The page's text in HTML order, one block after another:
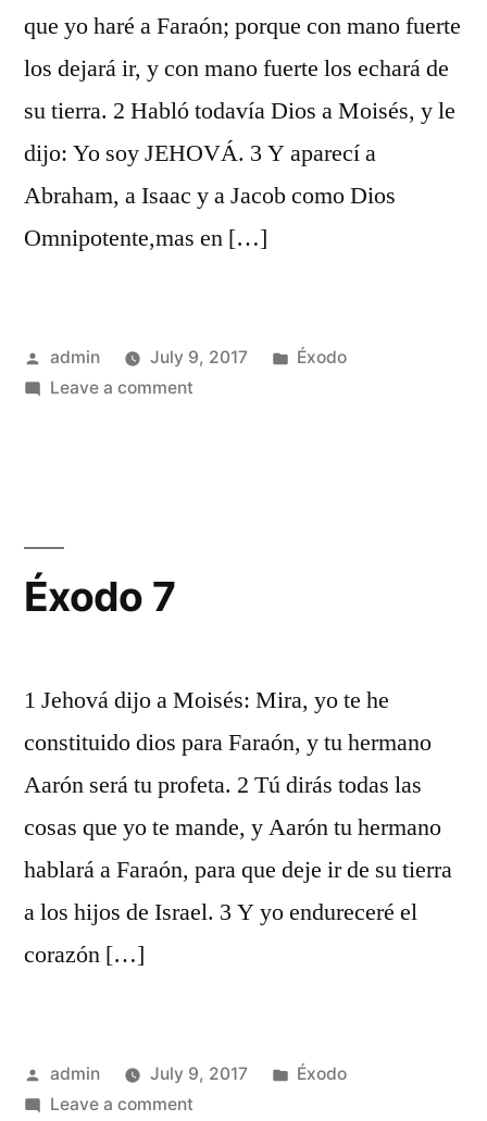
que yo haré a Faraón; porque con mano fuerte
los dejará ir, y con mano fuerte los echará de
su tierra. 2 Habló todavía Dios a Moisés, y le
dijo: Yo soy JEHOVÁ. 3 Y aparecí a
Abraham, a Isaac y a Jacob como Dios
Omnipotente,mas en […]
Posted
by
admin July 9, 2017
Posted
Éxodo
Leave a commenton
Éxodo 7
1 Jehová dijo a Moisés: Mira, yo te he
constituido dios para Faraón, y tu hermano
Aarón será tu profeta. 2 Tú dirás todas las
cosas que yo te mande, y Aarón tu hermano
hablará a Faraón, para que deje ir de su tierra
a los hijos de Israel. 3 Y yo endureceré el
corazón […]
Posted
by
admin July 9, 2017
Posted
Éxodo
Leave a commenton